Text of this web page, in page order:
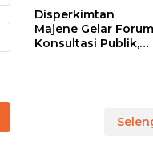
Disperkimtan
Majene Gelar Forum
Konsultasi Publik,